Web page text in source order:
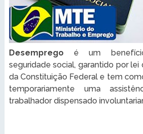
Desemprego é um
seguridade social, garantido por lei
da Constituição Federal e tem
temporariamente uma
trabalhador dispensado